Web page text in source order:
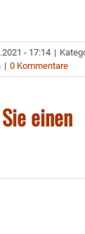
- 17:14 |
| 0 Kommentare
einen